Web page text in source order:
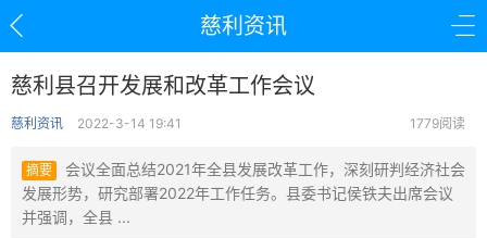
慈利资讯
慈利县召开发展和改革工作会议
慈利资讯 2022-3-14 19:41 1779阅读
摘要
会议全面总结2021年全县发展改革工作，深刻研判经济社会
发展形势，研究部署2022年工作任务。县委书记侯铁夫出席会议
并强调，全县 ...